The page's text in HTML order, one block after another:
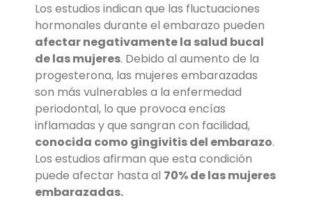
Los estudios indican que las fluctuaciones
hormonales durante el embarazo pueden
afectar negativamente la salud bucal
de las mujeres. Debido al aumento de la
progesterona, las mujeres embarazadas
son más vulnerables a la enfermedad
periodontal, lo que provoca encías
inflamadas y que sangran con facilidad,
conocida como gingivitis del embarazo.
Los estudios afirman que esta condición
puede afectar hasta al 70% de las mujeres
embarazadas.